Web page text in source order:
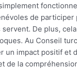
de
De plus,
Au Conseil
un impact positif et
la